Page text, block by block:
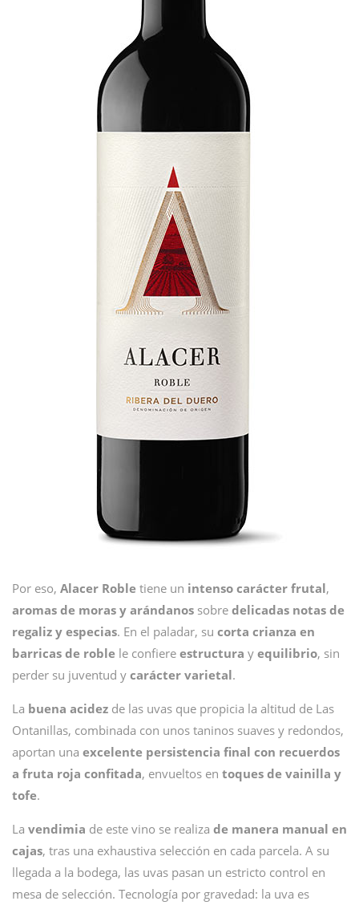
Por eso, Alacer Roble tiene un intenso carácter frutal,
aromas de moras y arándanos sobre delicadas notas de
regaliz y especias. En el paladar, su corta crianza en
barricas de roble le confiere estructura y equilibrio, sin
perder su juventud y carácter varietal.
La buena acidez de las uvas que propicia la altitud de Las
Ontanillas, combinada con unos taninos suaves y redondos,
aportan una excelente persistencia final con recuerdos
a fruta roja confitada, envueltos en toques de vainilla y
tofe.
La vendimia de este vino se realiza de manera manual en
cajas, tras una exhaustiva selección en cada parcela. A su
llegada a la bodega, las uvas pasan un estricto control en
mesa de selección. Tecnología por gravedad: la uva es